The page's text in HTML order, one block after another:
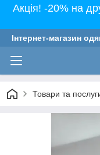
Акція! -20% на
Інтернет-магазин
Товари та